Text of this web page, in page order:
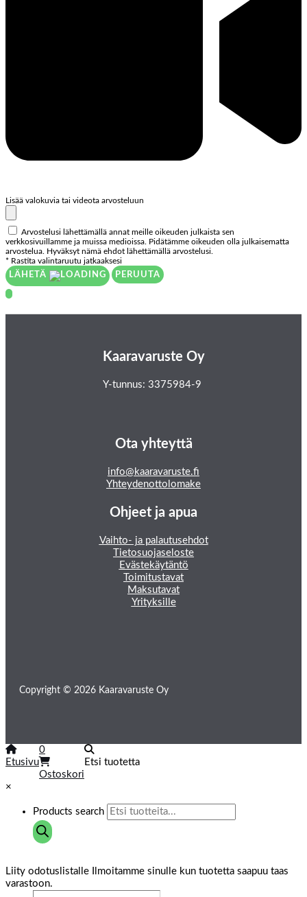
Lisää valokuvia tai videota arvosteluun
Arvostelusi lähettämällä annat meille oikeuden julkaista sen
verkkosivuillamme ja muissa medioissa. Pidätämme oikeuden olla julkaisematta
arvostelua. Hyväksyt nämä ehdot lähettämällä arvostelusi.
* Rastita valintaruutu jatkaaksesi
LÄHETÄ
PERUUTA
Kaaravaruste Oy
Y-tunnus: 3375984-9
Ota yhteyttä
info@kaaravaruste.fi
Yhteydenottolomake
Ohjeet ja apua
Vaihto- ja palautusehdot
Tietosuojaseloste
Evästekäytäntö
Toimitustavat
Maksutavat
Yrityksille
Copyright © 2026 Kaaravaruste Oy
Etusivu
0
Ostoskori
Etsi tuotetta
×
Products search
Liity odotuslistalle
Ilmoitamme sinulle kun tuotetta saapuu taas
varastoon.